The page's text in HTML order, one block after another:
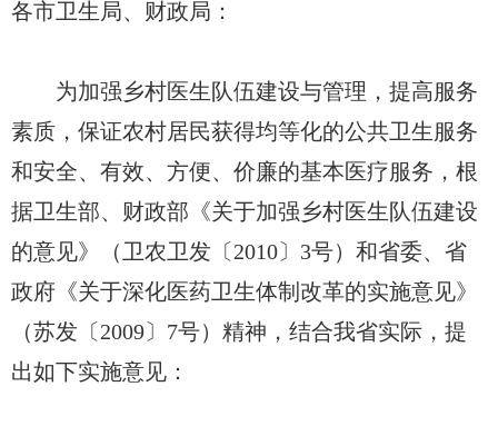
各市卫生局、财政局：
为加强乡村医生队伍建设与管理，提高服务
素质，保证农村居民获得均等化的公共卫生服务
和安全、有效、方便、价廉的基本医疗服务，根
据卫生部、财政部《关于加强乡村医生队伍建设
的意见》（卫农卫发〔2010〕3号）和省委、省
政府《关于深化医药卫生体制改革的实施意见》
（苏发〔2009〕7号）精神，结合我省实际，提
出如下实施意见：